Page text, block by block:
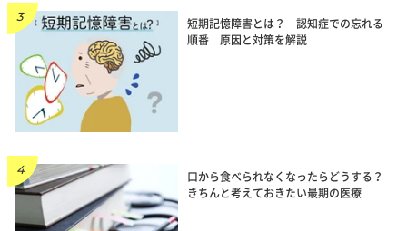
短期記憶障害とは？ 認知症での忘れる
順番 原因と対策を解説
口から食べられなくなったらどうする？
きちんと考えておきたい最期の医療